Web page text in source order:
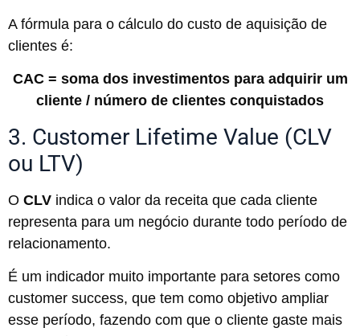
A fórmula para o cálculo do custo de aquisição de
clientes é:
CAC = soma dos investimentos para adquirir um
cliente / número de clientes conquistados
3. Customer Lifetime Value (CLV
ou LTV)
O CLV indica o valor da receita que cada cliente
representa para um negócio durante todo período de
relacionamento.
É um indicador muito importante para setores como
customer success, que tem como objetivo ampliar
esse período, fazendo com que o cliente gaste mais